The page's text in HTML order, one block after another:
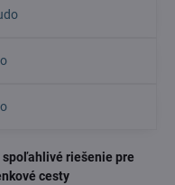
riešenie pre
cesty